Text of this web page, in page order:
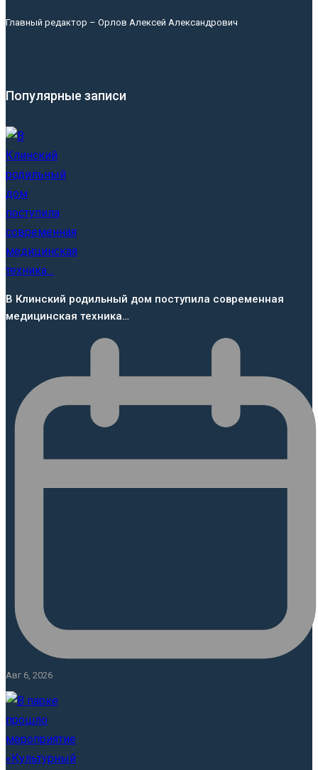
Главный редактор – Орлов Алексей Александрович
Популярные записи
В Клинский родильный дом поступила современная
медицинская техника…
Авг 6, 2026